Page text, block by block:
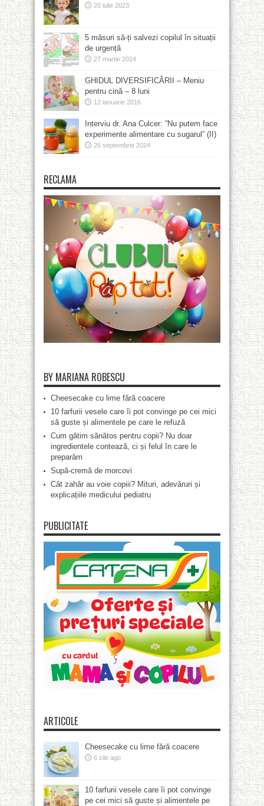
20 iulie 2023
5 măsuri să-ți salvezi copilul în situații
de urgență
27 martie 2024
GHIDUL DIVERSIFICĂRII – Meniu
pentru cină – 8 luni
12 ianuarie 2016
Interviu dr. Ana Culcer: ”Nu putem face
experimente alimentare cu sugarul” (II)
26 septembrie 2024
RECLAMA
BY MARIANA ROBESCU
Cheesecake cu lime fără coacere
10 farfurii vesele care îi pot convinge pe cei mici
să guste și alimentele pe care le refuză
Cum gătim sănătos pentru copii? Nu doar
ingredientele contează, ci și felul în care le
preparăm
Supă-cremă de morcovi
Cât zahăr au voie copiii? Mituri, adevăruri și
explicațiile medicului pediatru
PUBLICITATE
ARTICOLE
Cheesecake cu lime fără coacere
6 zile ago
10 farfurii vesele care îi pot convinge
pe cei mici să guste și alimentele pe